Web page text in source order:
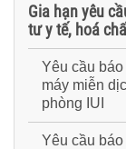
Gia hạn yêu
tư y tế, hoá
Yêu cầu
máy miễn
phòng IUI
Yêu cầu